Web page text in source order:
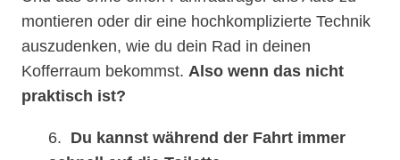
montieren oder dir eine hochkomplizierte Technik
auszudenken, wie du dein Rad in deinen
Kofferraum bekommst. Also wenn das nicht
praktisch ist?
6. Du kannst während der Fahrt immer